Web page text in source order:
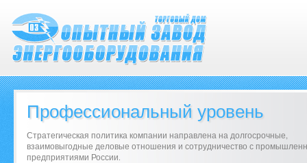
Профессиональный уровень
Стратегическая политика компании направлена на долгосрочные,
взаимовыгодные деловые отношения и сотрудничество с
предприятиями России.